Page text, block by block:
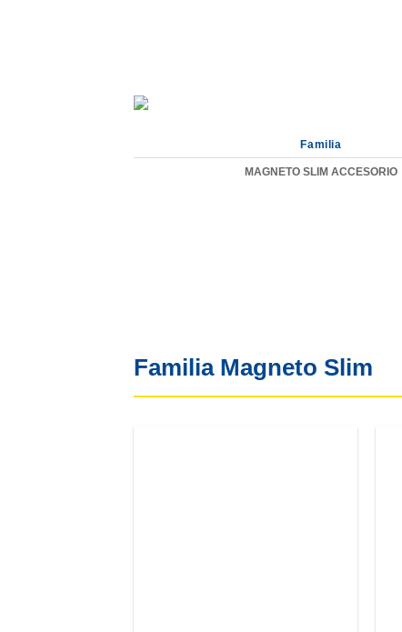
Familia
MAGNETO SLIM ACCESORIO
Familia Magneto Slim